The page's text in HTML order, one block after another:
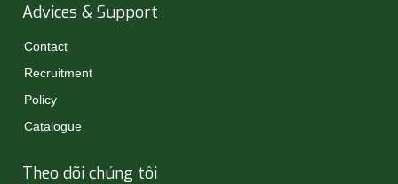
Advices & Support
Contact
Recruitment
Policy
Catalogue
Theo dõi chúng tôi